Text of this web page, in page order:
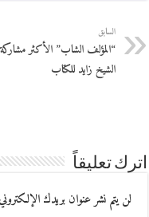
السابق
“المؤلف الشاب” الأكثر
الشيخ زايد للكتاب
اترك تعليقاً
لن يتم نشر عنوان بريدك